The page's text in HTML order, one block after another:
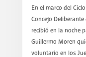
En el marco del
Concejo
recibió en la noche
Guillermo Moren
voluntario en los